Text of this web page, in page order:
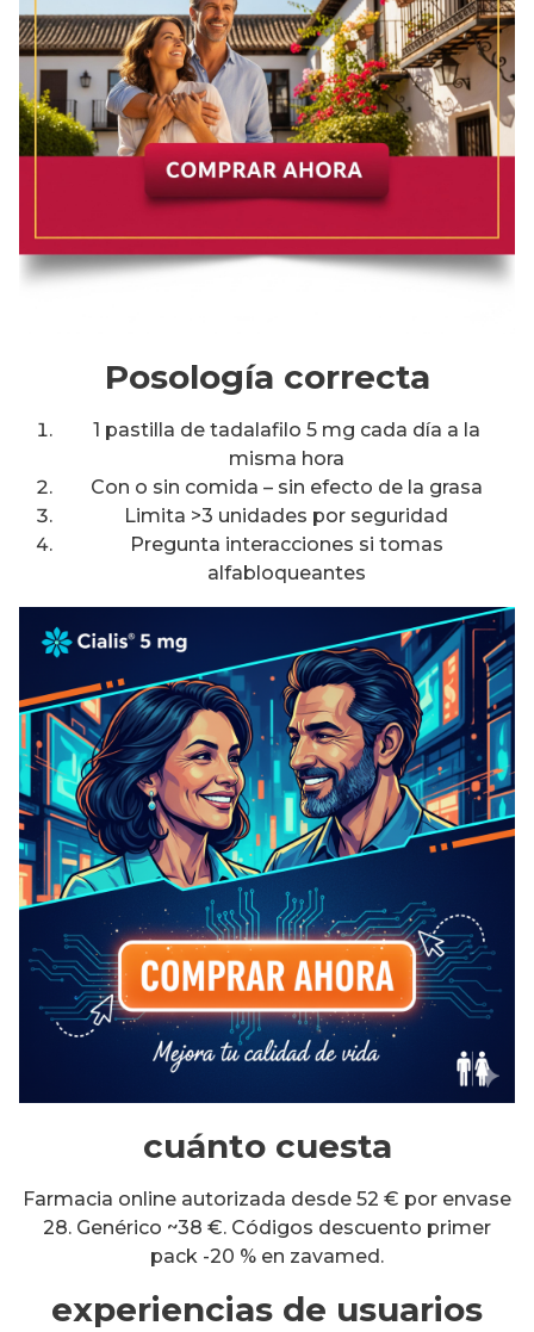
Posología correcta
1 pastilla de tadalafilo 5 mg cada día a la
misma hora
Con o sin comida – sin efecto de la grasa
Limita >3 unidades por seguridad
Pregunta interacciones si tomas
alfabloqueantes
cuánto cuesta
Farmacia online autorizada desde 52 € por envase
28. Genérico ~38 €. Códigos descuento primer
pack -20 % en zavamed.
experiencias de usuarios